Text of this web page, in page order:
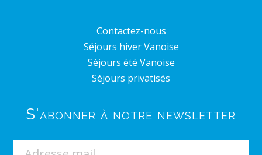
Contactez-nous
Séjours hiver Vanoise
Séjours été Vanoise
Séjours privatisés
S'abonner à notre newsletter